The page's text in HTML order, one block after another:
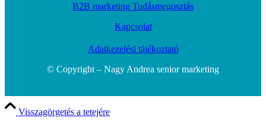
B2B marketing Tudásmegosztás
Kapcsolat
Adatkezelési tájékoztató
© Copyright – Nagy Andrea senior marketing
Visszagörgetés a tetejére